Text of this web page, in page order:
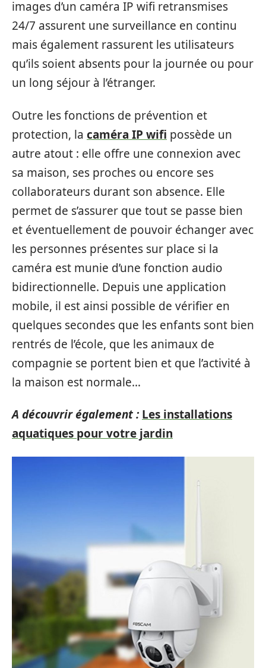
images d’un caméra IP wifi retransmises
24/7 assurent une surveillance en continu
mais également rassurent les utilisateurs
qu’ils soient absents pour la journée ou pour
un long séjour à l’étranger.
Outre les fonctions de prévention et
protection, la caméra IP wifi possède un
autre atout : elle offre une connexion avec
sa maison, ses proches ou encore ses
collaborateurs durant son absence. Elle
permet de s’assurer que tout se passe bien
et éventuellement de pouvoir échanger avec
les personnes présentes sur place si la
caméra est munie d’une fonction audio
bidirectionnelle. Depuis une application
mobile, il est ainsi possible de vérifier en
quelques secondes que les enfants sont bien
rentrés de l’école, que les animaux de
compagnie se portent bien et que l’activité à
la maison est normale…
A découvrir également : Les installations
aquatiques pour votre jardin